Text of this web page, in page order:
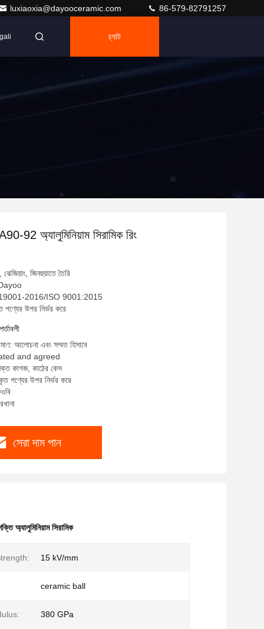
luxiaoxia@dayooceramic.com 86-579-82791257
চ্যাট
92 অ্যালুমিনিয়াম সিরামিক রিং
জিনহুয়াতে তৈরি
Dayoo
19001-2016/ISO 9001:2015
উপর নির্ভর করে
আলোচনা এবং সম্মত হিসাবে
and agreed
কাগজ, কাঠের কেস
পণ্যের উপর নির্ভর করে
সেরা দাম পান
অ্যালুমিনিয়াম সিরামিক
15 kV/mm
ceramic ball
380 GPa